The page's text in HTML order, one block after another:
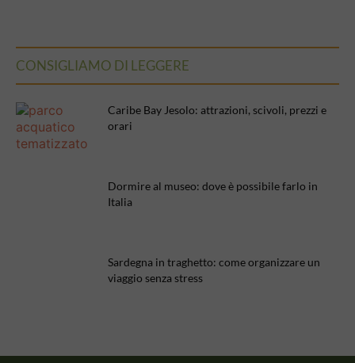
CONSIGLIAMO DI LEGGERE
Caribe Bay Jesolo: attrazioni, scivoli, prezzi e
orari
Dormire al museo: dove è possibile farlo in
Italia
Sardegna in traghetto: come organizzare un
viaggio senza stress